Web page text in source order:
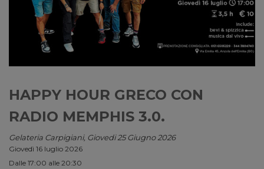
HAPPY HOUR GRECO CON
RADIO MEMPHIS 3.0.
Gelateria Carpigiani, Giovedi 25 Giugno 2026
Giovedì 16 luglio 2026
Dalle 17:00 alle 20:30